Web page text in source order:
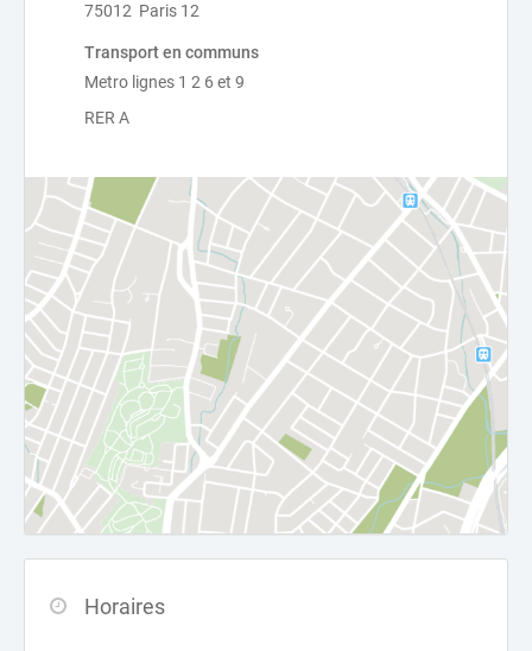
75012 Paris 12
Transport en communs
Metro lignes 1 2 6 et 9
RER A
Horaires